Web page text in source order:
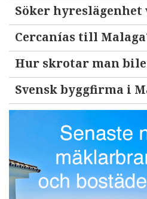
Söker hyreslägenhet
Cercanías till
Hur skrotar man
Svensk byggfirma i